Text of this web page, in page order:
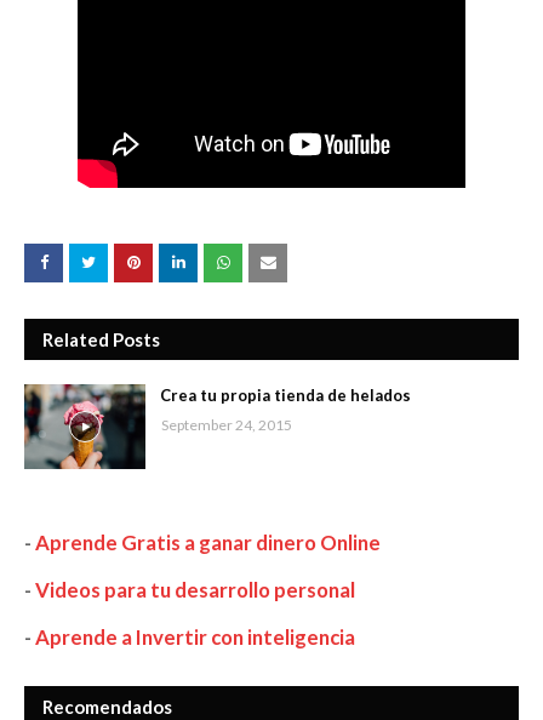
Related Posts
Crea tu propia tienda de helados
September 24, 2015
-Aprende Gratis a ganar dinero Online
-Videos para tu desarrollo personal
-Aprende a Invertir con inteligencia
Recomendados